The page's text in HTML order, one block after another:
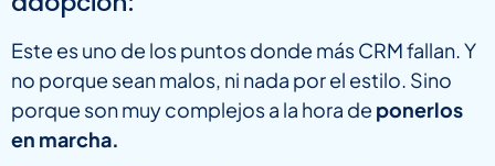
Este es uno de los puntos donde más CRM fallan. Y
no porque sean malos, ni nada por el estilo. Sino
porque son muy complejos a la hora de ponerlos
en marcha.